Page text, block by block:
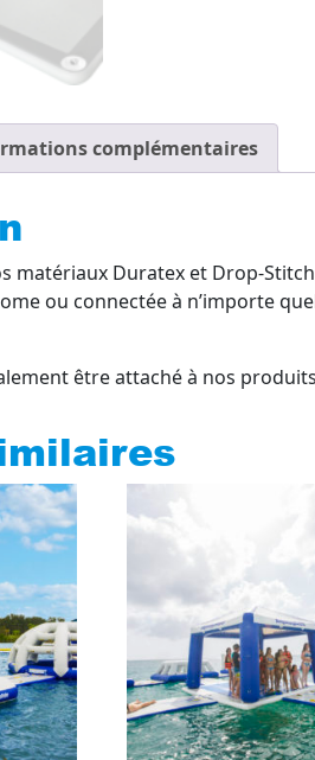
complémentaires
matériaux Duratex et Drop-
ou connectée à n’importe
être attaché à nos